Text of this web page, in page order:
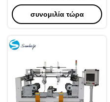
Ρυθμιζόμενη Ταχύτητα
Λειτουργίας 6-8 Κυλίνδρων
συνομιλία τώρα